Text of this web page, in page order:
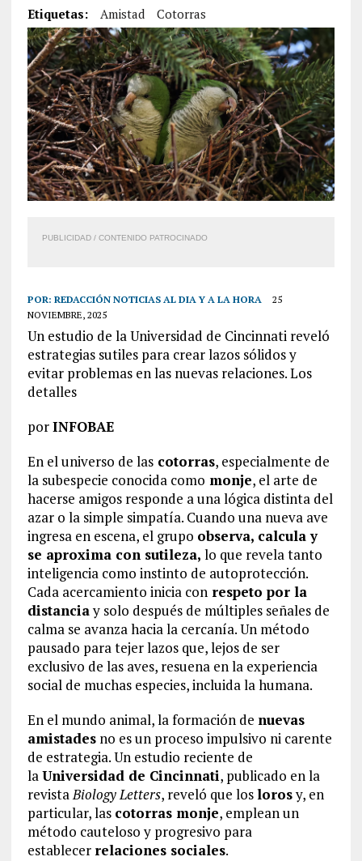
Etiquetas: Amistad Cotorras
PUBLICIDAD / CONTENIDO PATROCINADO
POR: REDACCIÓN NOTICIAS AL DIA Y A LA HORA
25
NOVIEMBRE, 2025
Un estudio de la Universidad de Cincinnati reveló
estrategias sutiles para crear lazos sólidos y
evitar problemas en las nuevas relaciones. Los
detalles
porINFOBAE
En el universo de lascotorras, especialmente de
la subespecie conocida como monje, el arte de
hacerse amigos responde a una lógica distinta del
azar o la simple simpatía. Cuando una nueva ave
ingresa en escena, el grupo observa, calcula y
se aproxima con sutileza, lo que revela tanto
inteligencia como instinto de autoprotección.
Cada acercamiento inicia conrespeto por la
distanciay solo después de múltiples señales de
calma se avanza hacia la cercanía. Un método
pausado para tejer lazos que, lejos de ser
exclusivo de las aves, resuena en la experiencia
social de muchas especies, incluida la humana.
En el mundo animal, la formación de nuevas
amistadesno es un proceso impulsivo ni carente
de estrategia. Un estudio reciente de
laUniversidad de Cincinnati, publicado en la
revistaBiology Letters, reveló que loslorosy, en
particular, las cotorras monje, emplean un
método cauteloso y progresivo para
establecer relaciones sociales.